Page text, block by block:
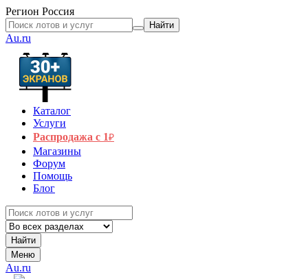
Регион Россия
Найти
Au.ru
Каталог
Услуги
Распродажа с 1₽
Магазины
Форум
Помощь
Блог
Найти
Меню
Au.ru